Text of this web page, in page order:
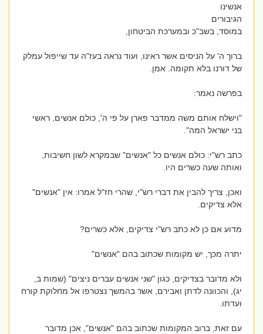
אנשינו
הגיבורים
במוסד, בשב"כ ובמערכת הביטחון,
ברוך ה' על הניסים אשר ראינו, ועוד נראה בעז"ה עד שייפול עמלק
של דורנו בלא תקומה. אמן.
בפרשה נאמר:
"וישלח אותם משה ממדבר פארן על פי ה', כולם אנשים, ראשי
בני ישראל המה".
כתב רש"י: כולם אנשים כל "אנשים" שבמקרא לשון חשיבות,
ואותה שעה כשרים היו.
ואכן, צריך להבין את דברי רש"י, שהרי חז"ל אמרו: אין "אנשים"
אלא צדיקים.
מדוע אם כן לא כתב רש"י צדיקים, אלא כשרים?
יתרה מכך, יש מקומות שכתוב בהם "אנשים"
ולא מדובר בצדיקים, כגון "שני אנשים עברים ניצים" (שמות ב,
יג), והכוונה לדתן ואבירם, אשר בהמשך נצטרפו אל מחלוקת קורח
ועדתו.
עם זאת, ברוב המקומות שכתוב בהם "אנשים", אכן מדובר